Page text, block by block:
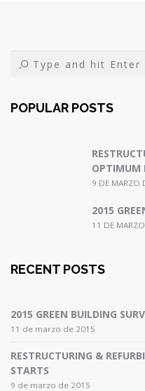
POPULAR POSTS
OPTIMUM
9 DE MARZO
2015
11 DE
RECENT POSTS
2015 GREEN BUILDING
11 de marzo de 2015
RESTRUCTURING &
STARTS
9 de marzo de 2015